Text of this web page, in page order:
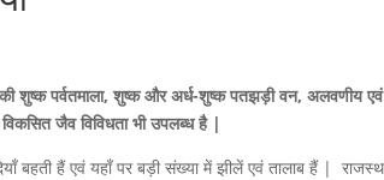
शुष्क पर्वतमाला, शुष्क और अर्ध-शुष्क पतझड़ी वन, अलवणीय एवं
जैव विविधता भी उपलब्ध है |
बहती हैं एवं यहाँ पर बड़ी संख्या में झीलें एवं तालाब हैं |